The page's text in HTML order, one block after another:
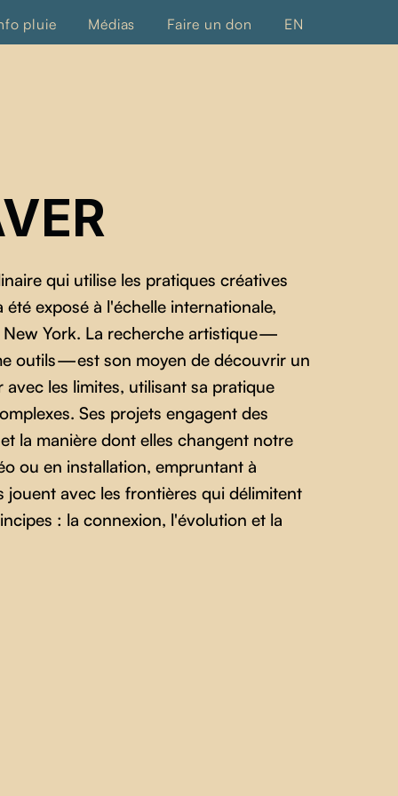
pluie Médias Faire un don EN
qui utilise les pratiques créatives
exposé à l'échelle internationale,
York. La recherche artistique —
outils — est son moyen de découvrir un
les limites, utilisant sa pratique
Ses projets engagent des
la manière dont elles changent notre
ou en installation, empruntant à
avec les frontières qui délimitent
: la connexion, l'évolution et la